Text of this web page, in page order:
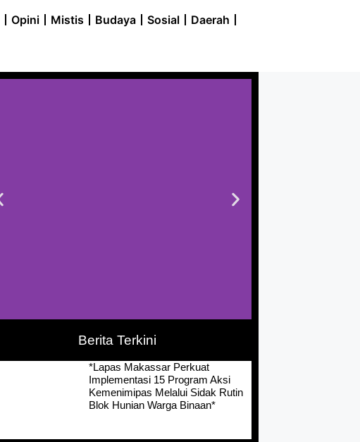
Opini Mistis Budaya Sosial Daerah
Berita Terkini
*Lapas Makassar Perkuat
Implementasi 15 Program Aksi
Kemenimipas Melalui Sidak Rutin
Blok Hunian Warga Binaan*